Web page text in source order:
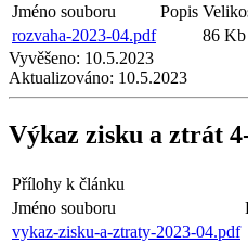
Jméno souboru
Popis
rozvaha-2023-04.pdf
86 Kb
Vyvěšeno: 10.5.2023
Aktualizováno: 10.5.2023
Výkaz zisku a ztrát
Přílohy k článku
Jméno souboru
vykaz-zisku-a-ztraty-2023-04.pdf